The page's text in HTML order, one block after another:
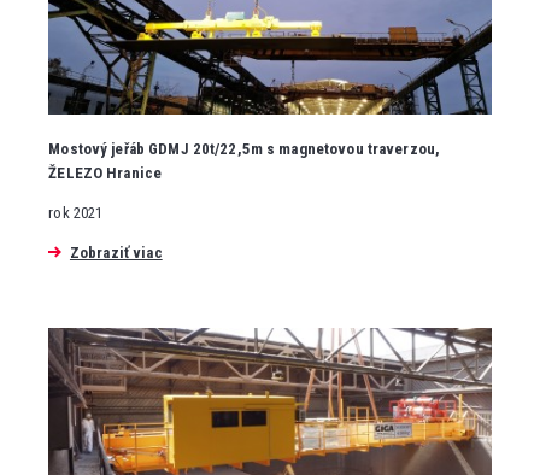
Mostový jeřáb GDMJ 20t/22,5m s magnetovou traverzou,
ŽELEZO Hranice
rok 2021
Zobraziť viac